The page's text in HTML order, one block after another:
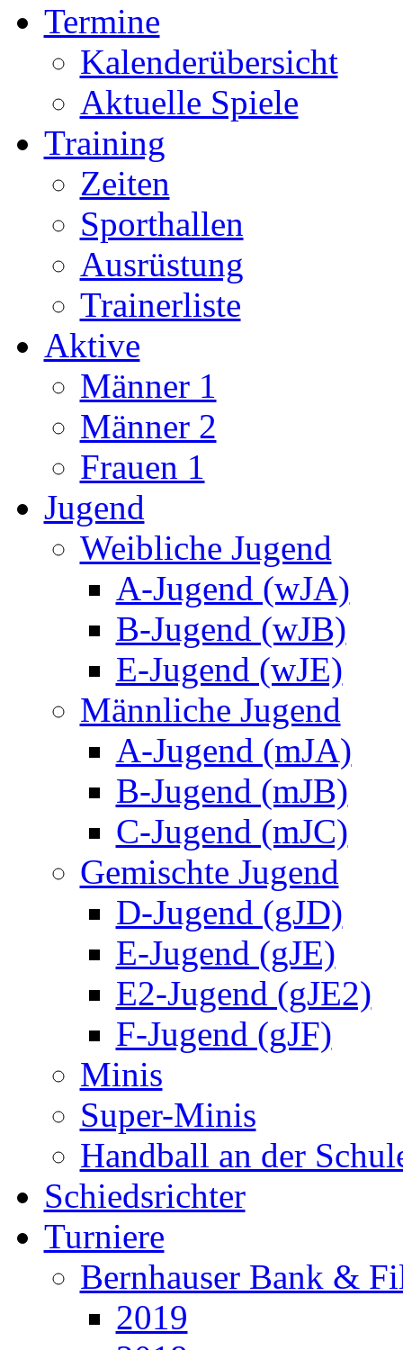
Termine
Kalenderübersicht
Aktuelle Spiele
Training
Zeiten
Sporthallen
Ausrüstung
Trainerliste
Aktive
Männer 1
Männer 2
Frauen 1
Jugend
Weibliche Jugend
A-Jugend (wJA)
B-Jugend (wJB)
E-Jugend (wJE)
Männliche Jugend
A-Jugend (mJA)
B-Jugend (mJB)
C-Jugend (mJC)
Gemischte Jugend
D-Jugend (gJD)
E-Jugend (gJE)
E2-Jugend (gJE2)
F-Jugend (gJF)
Minis
Super-Minis
Handball an der
Schiedsrichter
Turniere
Bernhauser Bank &
2019